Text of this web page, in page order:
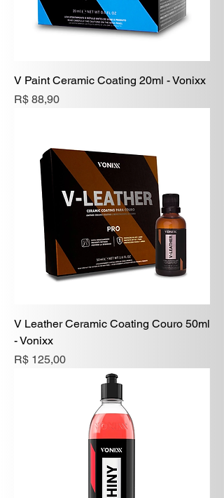
V Paint Ceramic Coating 20ml - Vonixx
Preço
R$ 88,90
V Leather Ceramic Coating Couro 50ml
- Vonixx
Preço
R$ 125,00